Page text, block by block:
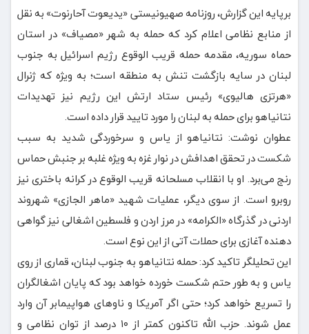
برپایه این گزارش، روزنامه صهیونیستی «یدیعوت آحارنوت» به نقل
از منابع نظامی اعلام کرد که حمله به شهر «مصیاف» در استان
حماه سوریه، مقدمه حمله قریب الوقوع رژیم اسرائیل به جنوب
لبنان در سایه بازگشت تنش به منطقه است؛ به ویژه که ژنرال
«هرتزی هالیوی» رئیس ستاد ارتش این رژیم نیز تهدیدات
نتانیاهو برای حمله به لبنان را مورد تایید قرار داده است.
عطوان نوشت: نتانیاهو از یاس و سرخوردگی شدید به سبب
شکست در تحقق اهدافش در نوار غزه به ویژه غلبه بر جنبش حماس
رنج می‌برد. او با انقلاب مسلحانه قریب الوقوع در کرانه باختری نیز
روبرو است. از سوی دیگر، عملیات شهید «ماهر الجازی» شهروند
اردنی در گذرگاه «الکرامه» در مرز اردن و فلسطین اشغالی نیز گواهی
دهنده آغازی برای حملات آتی از این نوع است.
این تحلیلگر تاکید کرد: حمله نتانیاهو به جنوب لبنان، قماری از روی
یاس و به طور حتم شکست خورده خواهد بود که پایان اشغالگران
را تسریع خواهد کرد؛ حتی اگر آمریکا و ناوهای هواپیمابر آن وارد
عمل شوند. حزب الله تاکنون کمتر از ۱۰ درصد از توان نظامی و